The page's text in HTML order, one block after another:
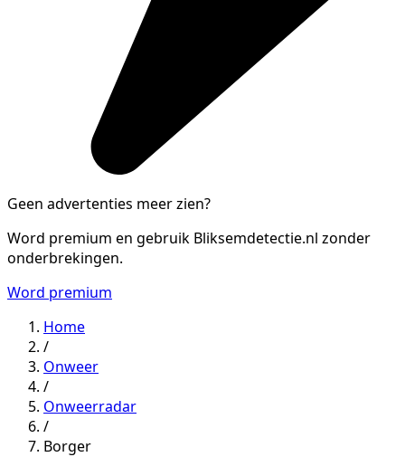
Geen advertenties meer zien?
Word premium en gebruik Bliksemdetectie.nl zonder
onderbrekingen.
Word premium
Home
/
Onweer
/
Onweerradar
/
Borger